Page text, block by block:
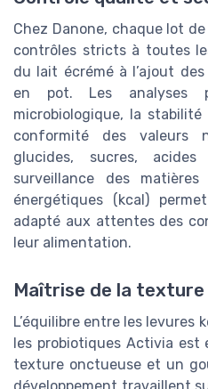
Chez Danone, chaque lot
contrôles stricts à toutes
du lait écrémé à l’ajout
en pot. Les analyses
microbiologique, la
conformité des valeurs
glucides, sucres,
surveillance des
énergétiques (kcal)
adapté aux attentes des
leur alimentation.
Maîtrise de la
L’équilibre entre les levures
les probiotiques Activia est
texture onctueuse et un